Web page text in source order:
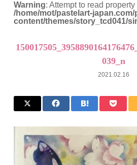
Warning: Attempt to read
/home/mot/pastelart-
content/themes/story_tcd041/
039_n
2021.02.16